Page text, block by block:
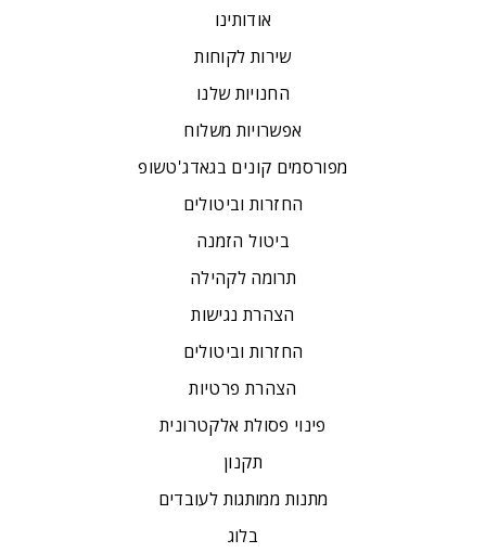
אודותינו
שירות לקוחות
החנויות שלנו
אפשרויות משלוח
מפורסמים קונים בגאדג'טשופ
החזרות וביטולים
ביטול הזמנה
תרומה לקהילה
הצהרת נגישות
החזרות וביטולים
הצהרת פרטיות
פינוי פסולת אלקטרונית
תקנון
מתנות ממותגות לעובדים
בלוג